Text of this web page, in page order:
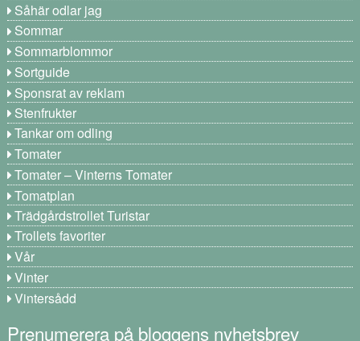
Såhär odlar jag
Sommar
Sommarblommor
Sortguide
Sponsrat av reklam
Stenfrukter
Tankar om odling
Tomater
Tomater – Vinterns Tomater
Tomatplan
Trädgårdstrollet Turistar
Trollets favoriter
Vår
Vinter
Vintersådd
Prenumerera på bloggens nyhetsbrev